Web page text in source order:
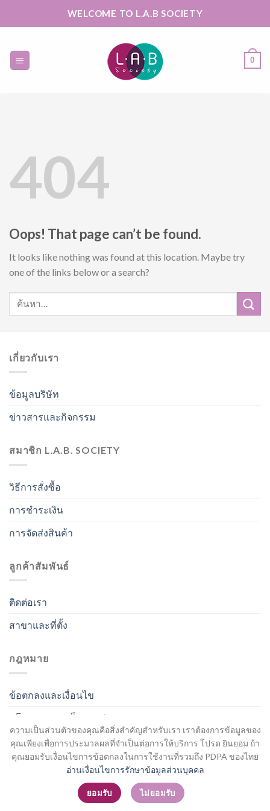
ความเป็นส่วนตัวของคุณคือสิ่งสำคัญสำหรับเรา เราต้องการข้อมูลของ
คุณเพียงเพื่อการประมวลผลที่จำเป็นต่อการให้บริการ โปรด ยินยอม ถ้า
คุณยอมรับเงื่อนไขการข้อตกลงในการใช้งานที่รวมถึง PDPA ของไทย
อ่านเงื่อนไขการรักษาข้อมูลส่วนบุคคล
ยอมรับ ไม่ยอมรับ
WELCOME TO L.A.B SOCIETY
0
404
Oops! That page can’t be found.
It looks like nothing was found at this location. Maybe try
one of the links below or a search?
เกี่ยวกับเรา
ข้อมูลบริษัท
ข่าวสารและกิจกรรม
สมาชิก L.A.B. SOCIETY
วิธีการสั่งซื้อ
การชำระเงิน
การจัดส่งสินค้า
ลูกค้าสัมพันธ์
ติดต่อเรา
สาขาและที่ตั้ง
กฎหมาย
ข้อตกลงและเงื่อนไข
นโยบายความเป็นส่วนตัว
สมัครสมาชิก / เข้าสู่ระบบ
Copyright 2026 ©Flatsome Theme